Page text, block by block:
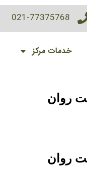
021-77375768
خدمات مرکز
روان
روان